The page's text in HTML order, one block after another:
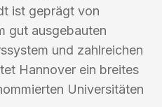
ist geprägt von
gut ausgebauten
und zahlreichen
Hannover ein breites
Universitäten